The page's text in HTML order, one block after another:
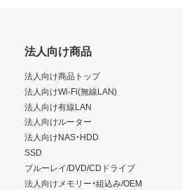
法人向け商品
法人向け商品トップ
法人向けWi-Fi(無線LAN)
法人向け有線LAN
法人向けルーター
法人向けNAS・HDD
SSD
ブルーレイ/DVD/CDドライブ
法人向けメモリー・組込み/OEM